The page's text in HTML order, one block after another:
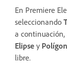
En Premiere
seleccionando
a continuación,
Elipse y
libre.